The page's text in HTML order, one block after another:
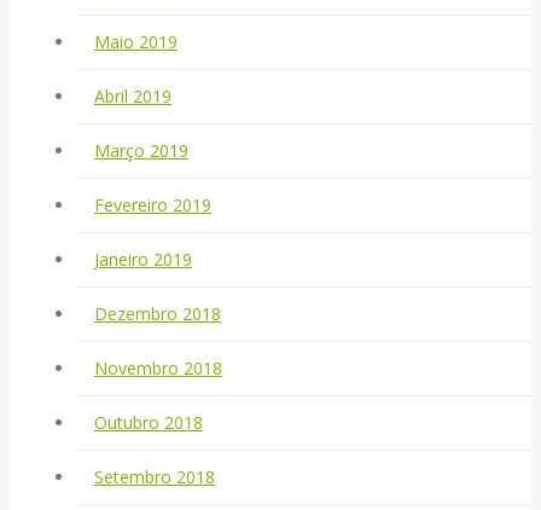
Maio 2019
Abril 2019
Março 2019
Fevereiro 2019
Janeiro 2019
Dezembro 2018
Novembro 2018
Outubro 2018
Setembro 2018